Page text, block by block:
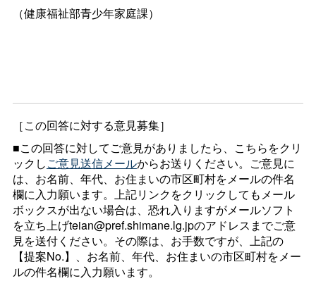
（健康福祉部青少年家庭課）
［この回答に対する意見募集］
■この回答に対してご意見がありましたら、こちらをクリ
ックしご意見送信メールからお送りください。ご意見に
は、お名前、年代、お住まいの市区町村をメールの件名
欄に入力願います。上記リンクをクリックしてもメール
ボックスが出ない場合は、恐れ入りますがメールソフト
を立ち上げteian@pref.shimane.lg.jpのアドレスまでご意
見を送付ください。その際は、お手数ですが、上記の
【提案No.】、お名前、年代、お住まいの市区町村をメー
ルの件名欄に入力願います。